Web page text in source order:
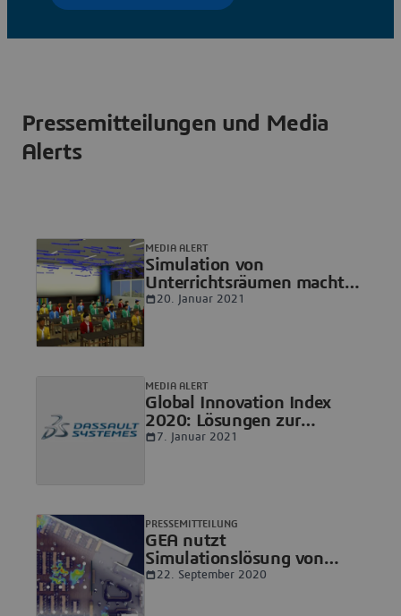
Pressemitteilungen und Media
Alerts
Simulation von
Unterrichtsräumen macht
Schulen für Schüler und
MEDIA ALERT
20. Januar 2021
Global Innovation Index
2020: Lösungen zur
Bewältigung der COVID-19
MEDIA ALERT
7. Januar 2021
GEA nutzt
Simulationslösung von
Dassault Systèmes für die
PRESSEMITTEILUNG
22. September 2020